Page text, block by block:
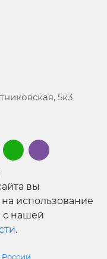
5к3
вы
использование
с нашей
.